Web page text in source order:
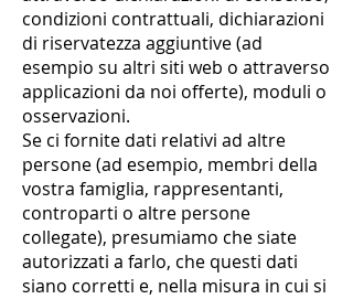
condizioni contrattuali, dichiarazioni
di riservatezza aggiuntive (ad
esempio su altri siti web o attraverso
applicazioni da noi offerte), moduli o
osservazioni.
Se ci fornite dati relativi ad altre
persone (ad esempio, membri della
vostra famiglia, rappresentanti,
controparti o altre persone
collegate), presumiamo che siate
autorizzati a farlo, che questi dati
siano corretti e, nella misura in cui si